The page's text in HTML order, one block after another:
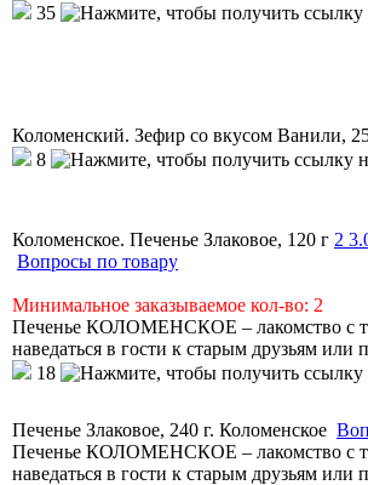
35
Коломенский. Зефир со вкусом Ванили,
8
Коломенское. Печенье Злаковое, 120 г 2
Вопросы по товару
Минимальное заказываемое кол-во: 2
Печенье КОЛОМЕНСКОЕ – лакомство с
наведаться в гости к старым друзьям или
18
Печенье Злаковое, 240 г. Коломенское
Печенье КОЛОМЕНСКОЕ – лакомство с
наведаться в гости к старым друзьям или